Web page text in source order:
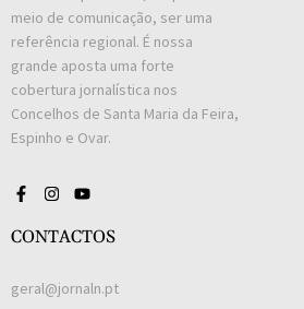
meio de comunicação, ser uma
referência regional. É nossa
grande aposta uma forte
cobertura jornalística nos
Concelhos de Santa Maria da Feira,
Espinho e Ovar.
CONTACTOS
geral@jornaln.pt